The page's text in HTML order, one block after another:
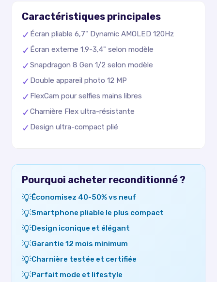
Caractéristiques principales
✓ Écran pliable 6,7" Dynamic AMOLED 120Hz
✓ Écran externe 1,9-3,4" selon modèle
✓Snapdragon 8 Gen 1/2 selon modèle
✓ Double appareil photo 12 MP
✓ FlexCam pour selfies mains libres
✓Charnière Flex ultra-résistante
✓ Design ultra-compact plié
Pourquoi acheter reconditionné ?
💡Économisez 40-50% vs neuf
💡Smartphone pliable le plus compact
💡Design iconique et élégant
💡Garantie 12 mois minimum
💡Charnière testée et certifiée
💡Parfait mode et lifestyle